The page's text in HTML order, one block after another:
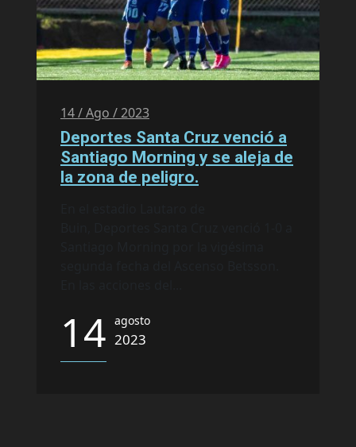
14 / Ago / 2023
Deportes Santa Cruz venció a
Santiago Morning y se aleja de
la zona de peligro.
14 agosto
2023